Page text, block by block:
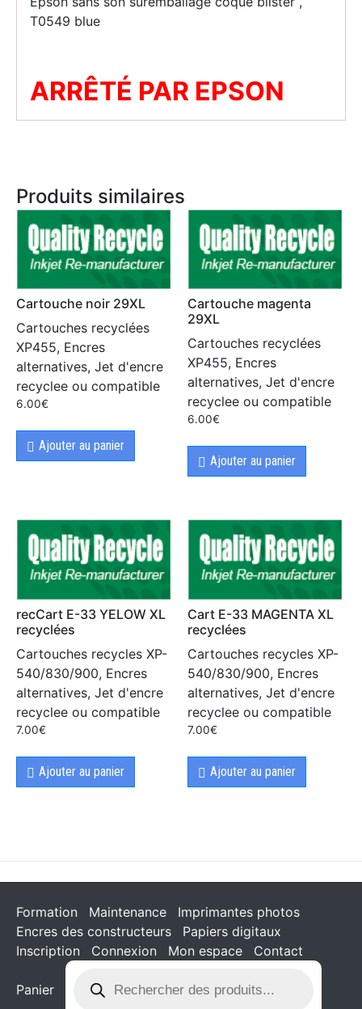
T0549 blue
ARRÊTÉ PAR EPSON
Produits similaires
Cartouche noir 29XL
Cartouches recyclées
XP455, Encres
alternatives, Jet d'encre
recyclee ou compatible
6.00€
Ajouter au panier
Cartouche magenta
29XL
Cartouches recyclées
XP455, Encres
alternatives, Jet d'encre
recyclee ou compatible
6.00€
Ajouter au panier
recCart E-33 YELOW XL
recyclées
Cartouches recycles XP-
540/830/900, Encres
alternatives, Jet d'encre
recyclee ou compatible
7.00€
Ajouter au panier
Cart E-33 MAGENTA XL
recyclées
Cartouches recycles XP-
540/830/900, Encres
alternatives, Jet d'encre
recyclee ou compatible
7.00€
Ajouter au panier
Formation Maintenance
Imprimantes photos
Encres des constructeurs
Papiers digitaux
Inscription
Connexion Mon espace Contact
Panier